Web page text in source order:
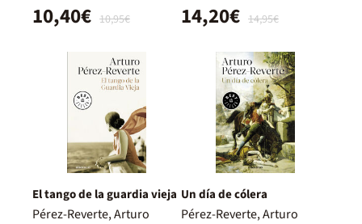
10,95€
10,40€ 14,95€
14,20€
El tango de la guardia vieja
Pérez-Reverte, Arturo
Un día de cólera
Pérez-Reverte, Arturo